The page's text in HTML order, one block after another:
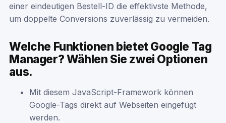
einer eindeutigen Bestell-ID die effektivste Methode,
um doppelte Conversions zuverlässig zu vermeiden.
Welche Funktionen bietet Google Tag
Manager? Wählen Sie zwei Optionen
aus.
Mit diesem JavaScript-Framework können
Google-Tags direkt auf Webseiten eingefügt
werden.